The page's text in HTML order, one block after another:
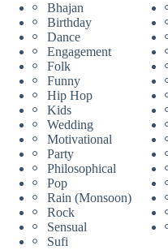
Bhajan
Birthday
Dance
Engagement
Folk
Funny
Hip Hop
Kids
Wedding
Motivational
Party
Philosophical
Pop
Rain (Monsoon)
Rock
Sensual
Sufi